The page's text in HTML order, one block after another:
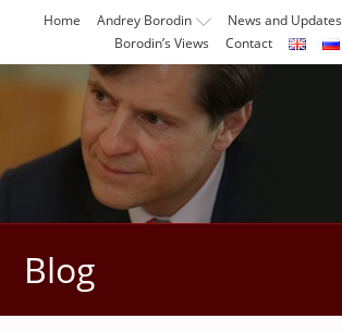
content
Home Andrey Borodin News and Updates
Borodin’s Views
Contact
Blog